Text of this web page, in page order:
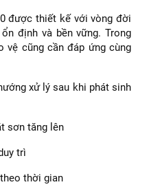
được thiết kế với vòng đời
định và bền vững. Trong
vệ cũng cần đáp ứng cùng
xử lý sau khi phát sinh
sơn tăng lên
trì
thời gian